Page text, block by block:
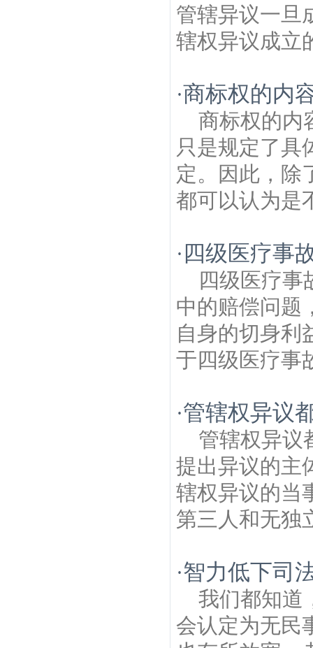
管辖异议一旦
辖权异议成立
·商标权的内
商标权的内
只是规定了具
定。因此，除
都可以认为是
· 四级医疗事
四级医疗事
中的赔偿问题
自身的切身利
于四级医疗事
·管辖权异议
管辖权异议
提出异议的主
辖权异议的当
第三人和无独
·智力低下司
我们都知道
会认定为无民